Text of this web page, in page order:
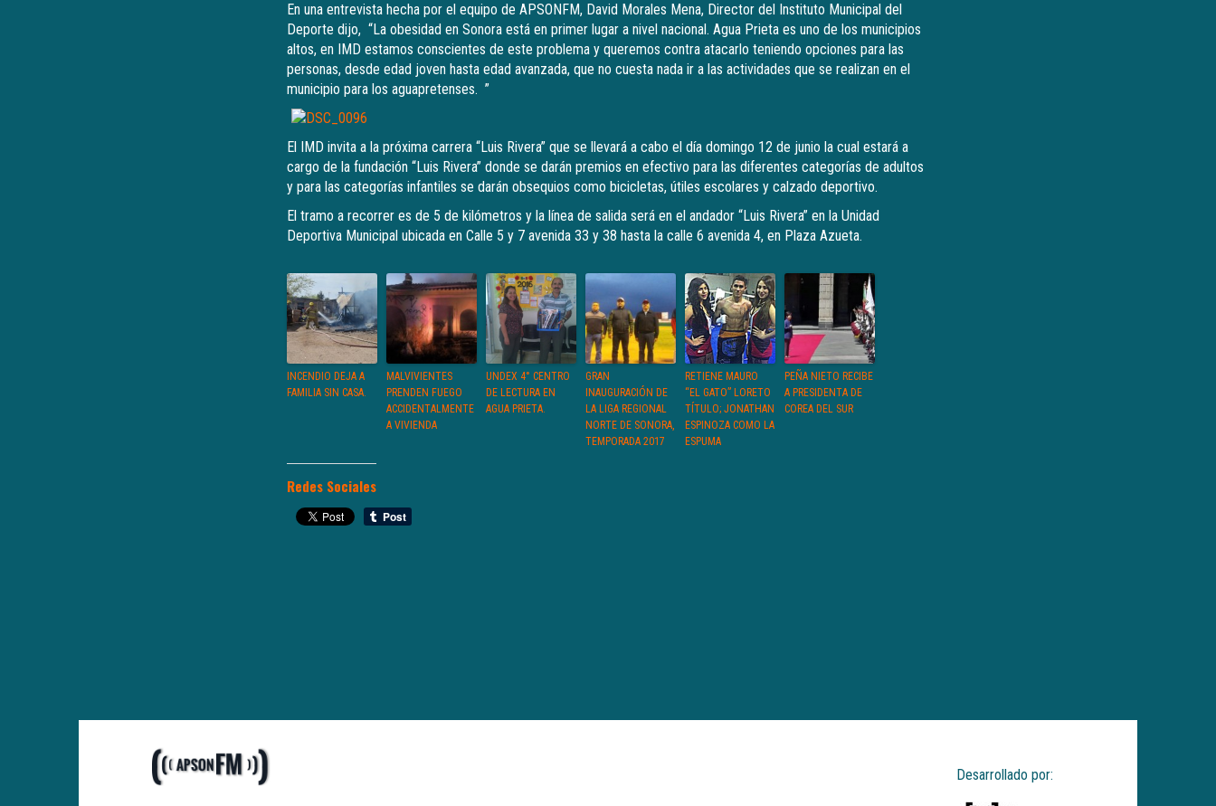
En una entrevista hecha por el equipo de APSONFM, David Morales Mena, Director del Instituto Municipal del
Deporte dijo, “La obesidad en Sonora está en primer lugar a nivel nacional. Agua Prieta es uno de los municipios
altos, en IMD estamos conscientes de este problema y queremos contra atacarlo teniendo opciones para las
personas, desde edad joven hasta edad avanzada, que no cuesta nada ir a las actividades que se realizan en el
municipio para los aguapretenses. ”
El IMD invita a la próxima carrera “Luis Rivera” que se llevará a cabo el día domingo 12 de junio la cual estará a
cargo de la fundación “Luis Rivera” donde se darán premios en efectivo para las diferentes categorías de adultos
y para las categorías infantiles se darán obsequios como bicicletas, útiles escolares y calzado deportivo.
El tramo a recorrer es de 5 de kilómetros y la línea de salida será en el andador “Luis Rivera” en la Unidad
Deportiva Municipal ubicada en Calle 5 y 7 avenida 33 y 38 hasta la calle 6 avenida 4, en Plaza Azueta.
INCENDIO DEJA A
FAMILIA SIN CASA.
MALVIVIENTES
PRENDEN FUEGO
ACCIDENTALMENTE
A VIVIENDA
UNDEX 4° CENTRO
DE LECTURA EN
AGUA PRIETA.
GRAN
INAUGURACIÓN DE
LA LIGA REGIONAL
NORTE DE SONORA,
TEMPORADA 2017
RETIENE MAURO
“EL GATO” LORETO
TÍTULO; JONATHAN
ESPINOZA COMO LA
ESPUMA
PEÑA NIETO RECIBE
A PRESIDENTA DE
COREA DEL SUR
Redes Sociales
Desarrollado por: